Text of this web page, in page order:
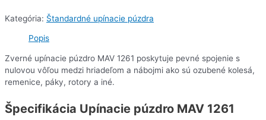
Kategória: Štandardné upínacie púzdra
Popis
Zverné upínacie púzdro MAV 1261 poskytuje pevné spojenie s
nulovou vôľou medzi hriadeľom a nábojmi ako sú ozubené kolesá,
remenice, páky, rotory a iné.
Špecifikácia Upínacie púzdro MAV 1261